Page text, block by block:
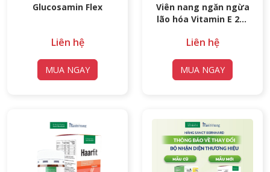
Glucosamin Flex
Liên hệ
MUA NGAY
Viên nang ngăn ngừa
lão hóa Vitamin E 200
Liên hệ
MUA NGAY